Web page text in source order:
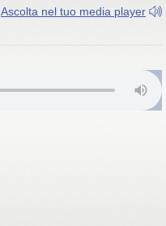
Ascolta nel tuo media player